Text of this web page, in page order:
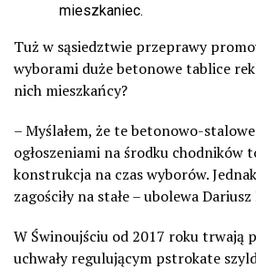
mieszkaniec.
Tuż w sąsiedztwie przeprawy
wyborami duże betonowe tablice
nich mieszkańcy?
– Myślałem, że te betonowo-stalowe
ogłoszeniami na środku chodników
konstrukcja na czas wyborów.
zagościły na stałe – ubolewa
W Świnoujściu od 2017 roku trwają
uchwały regulującym pstrokate